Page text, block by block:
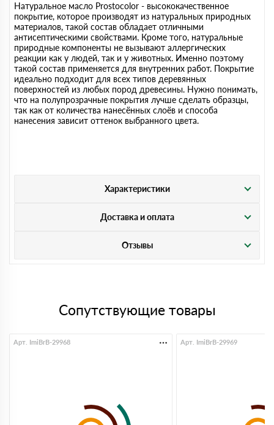
Натуральное масло Prostocolor - высококачественное
покрытие, которое производят из натуральных природных
материалов, такой состав обладает отличными
антисептическими свойствами. Кроме того, натуральные
природные компоненты не вызывают аллергических
реакции как у людей, так и у животных. Именно поэтому
такой состав применяется для внутренних работ. Покрытие
идеально подходит для всех типов деревянных
поверхностей из любых пород древесины. Нужно понимать,
что на полупрозрачные покрытия лучше сделать образцы,
так как от количества нанесённых слоёв и способа
нанесения зависит оттенок выбранного цвета.
Характеристики
Доставка и оплата
Отзывы
Сопутствующие товары
Арт. ImiBrB-29968 Арт. ImiBrB-29969